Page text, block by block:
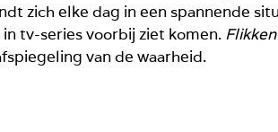
zich elke dag in een spannende
tv-series voorbij ziet komen.
van de waarheid.